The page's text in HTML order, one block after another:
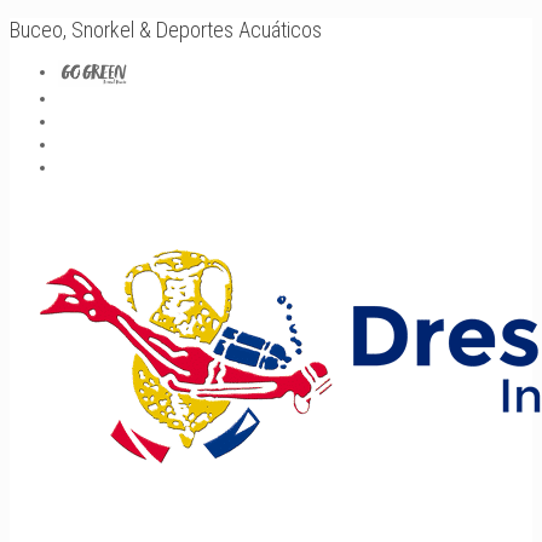
Buceo, Snorkel & Deportes Acuáticos